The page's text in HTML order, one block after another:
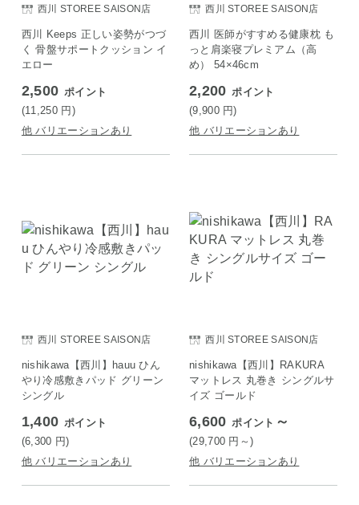
西川 STOREE SAISON店
西川 Keeps 正しい姿勢がつづ
く 骨盤サポートクッション イ
エロー
2,500 ポイント
(11,250 円 )
他 バリエーションあり
西川 STOREE SAISON店
西川 医師がすすめる健康枕 も
っと肩楽寝プレミアム（高
め） 54×46cm
2,200 ポイント
(9,900 円)
他 バリエーションあり
西川 STOREE SAISON店
nishikawa【西川】hauu ひん
やり冷感敷きパッド グリーン
シングル
1,400 ポイント
(6,300 円)
他 バリエーションあり
西川 STOREE SAISON店
nishikawa【西川】RAKURA
マットレス 丸巻き シングルサ
イズ ゴールド
6,600 ポイント ～
(29,700 円 ～)
他 バリエーションあり